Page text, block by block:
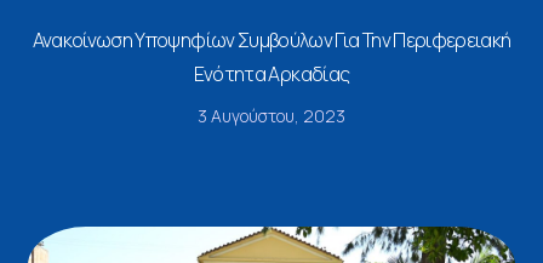
Ανακοίνωση Υποψηφίων Συμβούλων Για Την Περιφερειακή
Ενότητα Αρκαδίας
3 Αυγούστου, 2023